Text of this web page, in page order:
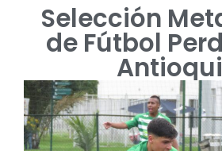
Selección
de Fútbol